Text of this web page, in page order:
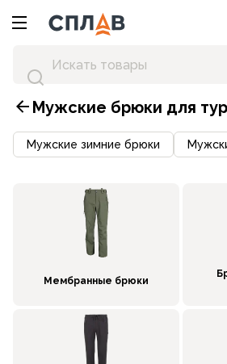
Мужские брюки для
Мужские зимние брюки
Мембранные брюки